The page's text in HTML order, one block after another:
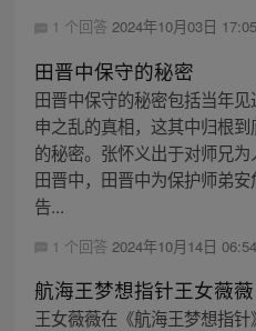
1 个回答 2024年10月03日 17:05
田晋中保守的秘密
田晋中保守的秘密包括当年
申之乱的真相，这其中归根
的秘密。张怀义出于对师兄
田晋中，田晋中为保护师弟
告...
1 个回答 2024年10月14日 06:54
航海王梦想指针王女薇薇
王女薇薇在《航海王梦想指